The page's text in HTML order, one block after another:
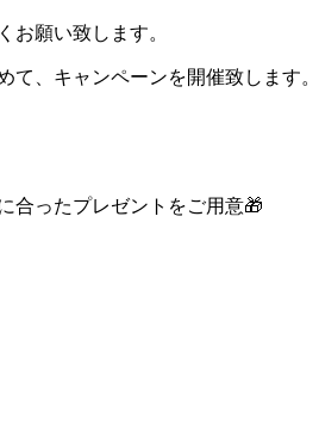
お願い致します。
て、キャンペーンを開催致します。
合ったプレゼントをご用意🎁